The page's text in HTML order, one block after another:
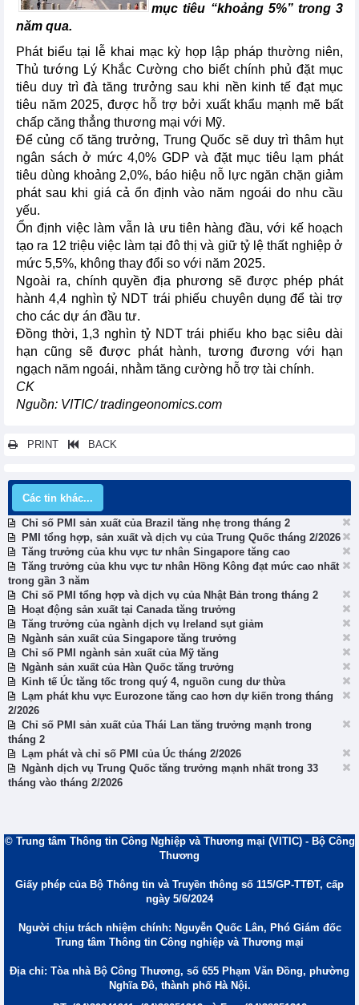
mục tiêu “khoảng 5%” trong 3
năm qua.
Phát biểu tại lễ khai mạc kỳ họp lập pháp thường niên,
Thủ tướng Lý Khắc Cường cho biết chính phủ đặt mục
tiêu duy trì đà tăng trưởng sau khi nền kinh tế đạt mục
tiêu năm 2025, được hỗ trợ bởi xuất khẩu mạnh mẽ bất
chấp căng thẳng thương mại với Mỹ.
Để củng cố tăng trưởng, Trung Quốc sẽ duy trì thâm hụt
ngân sách ở mức 4,0% GDP và đặt mục tiêu lạm phát
tiêu dùng khoảng 2,0%, báo hiệu nỗ lực ngăn chặn giảm
phát sau khi giá cả ổn định vào năm ngoái do nhu cầu
yếu.
Ổn định việc làm vẫn là ưu tiên hàng đầu, với kế hoạch
tạo ra 12 triệu việc làm tại đô thị và giữ tỷ lệ thất nghiệp ở
mức 5,5%, không thay đổi so với năm 2025.
Ngoài ra, chính quyền địa phương sẽ được phép phát
hành 4,4 nghìn tỷ NDT trái phiếu chuyên dụng để tài trợ
cho các dự án đầu tư.
Đồng thời, 1,3 nghìn tỷ NDT trái phiếu kho bạc siêu dài
hạn cũng sẽ được phát hành, tương đương với hạn
ngạch năm ngoái, nhằm tăng cường hỗ trợ tài chính.
CK
Nguồn: VITIC/ tradingeonomics.com
PRINT BACK
Các tin khác...
Chỉ số PMI sản xuất của Brazil tăng nhẹ trong tháng 2
PMI tổng hợp, sản xuất và dịch vụ của Trung Quốc tháng 2/2026
Tăng trưởng của khu vực tư nhân Singapore tăng cao
Tăng trưởng của khu vực tư nhân Hồng Kông đạt mức cao nhất
trong gần 3 năm
Chỉ số PMI tổng hợp và dịch vụ của Nhật Bản trong tháng 2
Hoạt động sản xuất tại Canada tăng trưởng
Tăng trưởng của ngành dịch vụ Ireland sụt giảm
Ngành sản xuất của Singapore tăng trưởng
Chỉ số PMI ngành sản xuất của Mỹ tăng
Ngành sản xuất của Hàn Quốc tăng trưởng
Kinh tế Úc tăng tốc trong quý 4, nguồn cung dư thừa
Lạm phát khu vực Eurozone tăng cao hơn dự kiến trong tháng
2/2026
Chỉ số PMI sản xuất của Thái Lan tăng trưởng mạnh trong
tháng 2
Lạm phát và chỉ số PMI của Úc tháng 2/2026
Ngành dịch vụ Trung Quốc tăng trưởng mạnh nhất trong 33
tháng vào tháng 2/2026
© Trung tâm Thông tin Công Nghiệp và Thương mại (VITIC) - Bộ Công
Thương
Giấy phép của Bộ Thông tin và Truyền thông số 115/GP-TTĐT, cấp
ngày 5/6/2024
Người chịu trách nhiệm chính: Nguyễn Quốc Lân, Phó Giám đốc
Trung tâm Thông tin Công nghiệp và Thương mại
Địa chỉ: Tòa nhà Bộ Công Thương, số 655 Phạm Văn Đồng, phường
Nghĩa Đô, thành phố Hà Nội.